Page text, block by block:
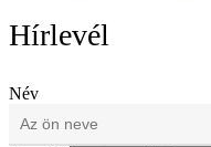
Hírlevél
Név